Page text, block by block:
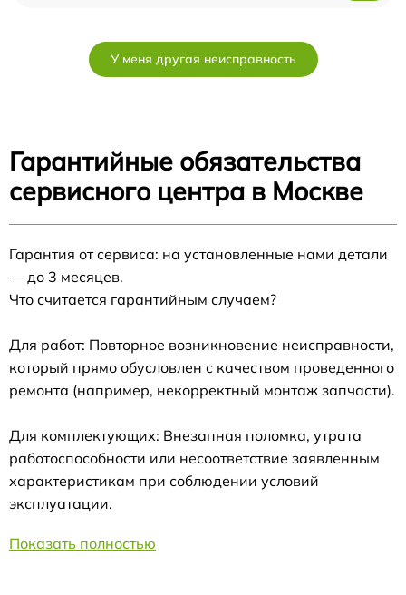
У меня другая неисправность
Гарантийные обязательства
сервисного центра в Москве
Гарантия от сервиса: на установленные нами детали
— до 3 месяцев.
Что считается гарантийным случаем?
Для работ: Повторное возникновение неисправности,
который прямо обусловлен с качеством проведенного
ремонта (например, некорректный монтаж запчасти).
Для комплектующих: Внезапная поломка, утрата
работоспособности или несоответствие заявленным
характеристикам при соблюдении условий
эксплуатации.
Показать полностью